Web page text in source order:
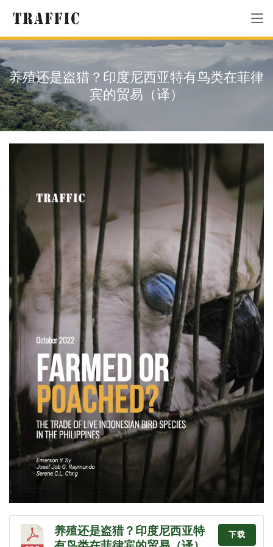
养殖还是盗猎？印度尼西亚特有鸟类在菲律
宾的贸易（译）
养殖还是盗猎？印度尼西亚特
下载